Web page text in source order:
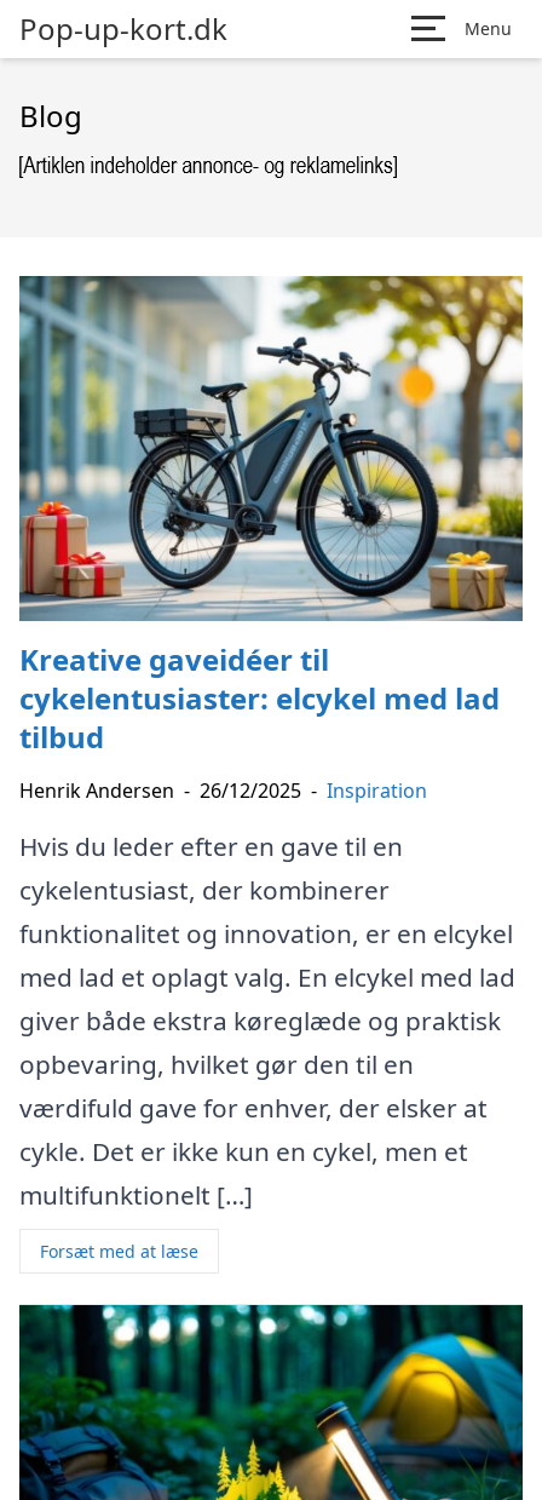
Pop-up-kort.dk Menu
Blog
Kreative gaveidéer til
cykelentusiaster: elcykel med lad
tilbud
Henrik Andersen - 26/12/2025 - Inspiration
Hvis du leder efter en gave til en
cykelentusiast, der kombinerer
funktionalitet og innovation, er en elcykel
med lad et oplagt valg. En elcykel med lad
giver både ekstra køreglæde og praktisk
opbevaring, hvilket gør den til en
værdifuld gave for enhver, der elsker at
cykle. Det er ikke kun en cykel, men et
multifunktionelt […]
Forsæt med at læse